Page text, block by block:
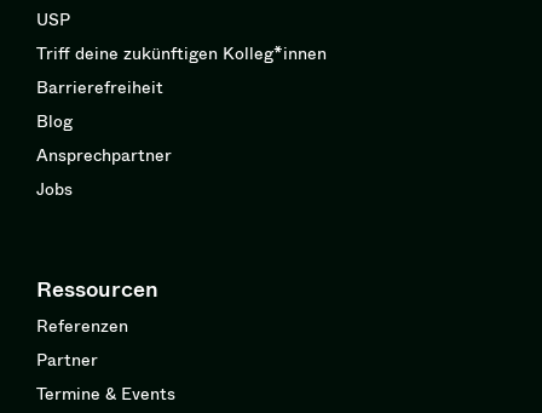
USP
Triff deine zukünftigen Kolleg*innen
Barrierefreiheit
Blog
Ansprechpartner
Jobs
Ressourcen
Referenzen
Partner
Termine & Events